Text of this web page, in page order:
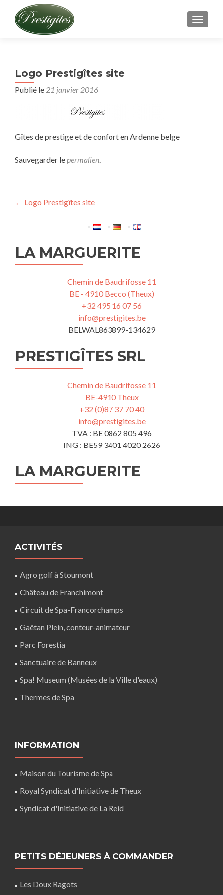
Logo Prestigîtes site
Publié le 21 janvier 2016
Gîtes de prestige et de confort en Ardenne belge
Sauvegarder lepermalien.
Navigation
← Logo Prestigîtes site
LA MARGUERITE
Chemin de Baudrifosse 11
BE - 4910 Becco (Theux)
+32 495 16 07 56
info@prestigites.be
BELWAL863899-134629
PRESTIGÎTES SRL
Chemin de Baudrifosse 11
BE-4910 Theux
+32 (0)87 37 70 40
info@prestigites.be
TVA : BE 0862 805 496
ING : BE59 3401 4020 2626
LA MARGUERITE
ACTIVITÉS
Agro golf à Stoumont
Château de Franchimont
Circuit de Spa-Francorchamps
Gaëtan Plein, conteur-animateur
Parc Forestia
Sanctuaire de Banneux
Spa! Museum (Musées de la Ville d'eaux)
Thermes de Spa
INFORMATION
Maison du Tourisme de Spa
Royal Syndicat d'Initiative de Theux
Syndicat d'Initiative de La Reid
PETITS DÉJEUNERS À COMMANDER
Les Doux Ragots